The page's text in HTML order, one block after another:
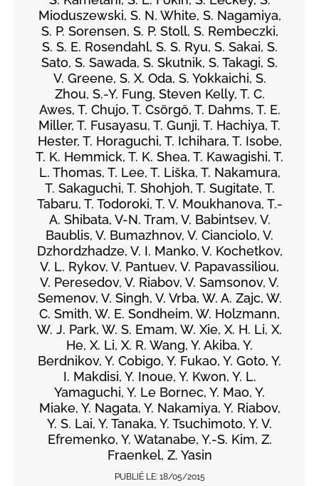
Mioduszewski, S. N. White, S. Nagamiya,
S. P. Sorensen, S. P. Stoll, S. Rembeczki,
S. S. E. Rosendahl, S. S. Ryu, S. Sakai, S.
Sato, S. Sawada, S. Skutnik, S. Takagi, S.
V. Greene, S. X. Oda, S. Yokkaichi, S.
Zhou, S.-Y. Fung, Steven Kelly, T. C.
Awes, T. Chujo, T. Csörgő, T. Dahms, T. E.
Miller, T. Fusayasu, T. Gunji, T. Hachiya, T.
Hester, T. Horaguchi, T. Ichihara, T. Isobe,
T. K. Hemmick, T. K. Shea, T. Kawagishi, T.
L. Thomas, T. Lee, T. Liška, T. Nakamura,
T. Sakaguchi, T. Shohjoh, T. Sugitate, T.
Tabaru, T. Todoroki, T. V. Moukhanova, T.-
A. Shibata, V-N. Tram, V. Babintsev, V.
Baublis, V. Bumazhnov, V. Cianciolo, V.
Dzhordzhadze, V. I. Manko, V. Kochetkov,
V. L. Rykov, V. Pantuev, V. Papavassiliou,
V. Peresedov, V. Riabov, V. Samsonov, V.
Semenov, V. Singh, V. Vrba, W. A. Zajc, W.
C. Smith, W. E. Sondheim, W. Holzmann,
W. J. Park, W. S. Emam, W. Xie, X. H. Li, X.
He, X. Li, X. R. Wang, Y. Akiba, Y.
Berdnikov, Y. Cobigo, Y. Fukao, Y. Goto, Y.
I. Makdisi, Y. Inoue, Y. Kwon, Y. L.
Yamaguchi, Y. Le Bornec, Y. Mao, Y.
Miake, Y. Nagata, Y. Nakamiya, Y. Riabov,
Y. S. Lai, Y. Tanaka, Y. Tsuchimoto, Y. V.
Efremenko, Y. Watanabe, Y.-S. Kim, Z.
Fraenkel, Z. Yasin
PUBLIÉ LE: 18/05/2015